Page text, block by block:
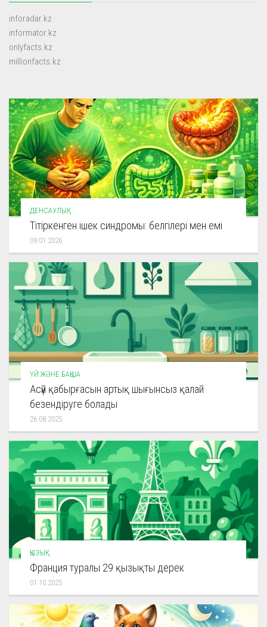
inforadar.kz
informator.kz
onlyfacts.kz
millionfacts.kz
ДЕНСАУЛЫҚ
Тітіркенген ішек синдромы: белгілері мен емі
09.01.2026
ҮЙ ЖӘНЕ БАҚША
Асүй қабырғасын артық шығынсыз қалай
безендіруге болады
26.08.2025
ҚЫЗЫҚ
Франция туралы 29 қызықты дерек
01.10.2025